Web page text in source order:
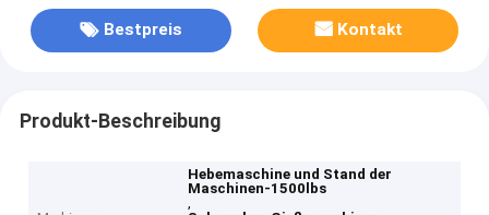
Bestpreis Kontakt
Produkt-Beschreibung
Hebemaschine und Stand der
Maschinen-1500lbs
,